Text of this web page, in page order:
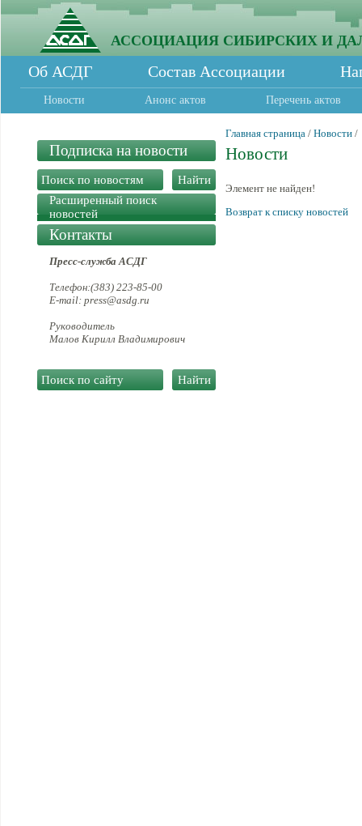
АССОЦИАЦИЯ СИБИРСКИХ И
Об АСДГ Состав Ассоциации
Новости Анонс актов Перечень актов
Подписка на новости
Расширенный поиск
новостей
Контакты
Пресс-служба АСДГ
Телефон:(383) 223-85-00
E-mail: press@asdg.ru
Руководитель
Малов Кирилл Владимирович
Главная страница / Новости /
Новости
Элемент не найден!
Возврат к списку новостей